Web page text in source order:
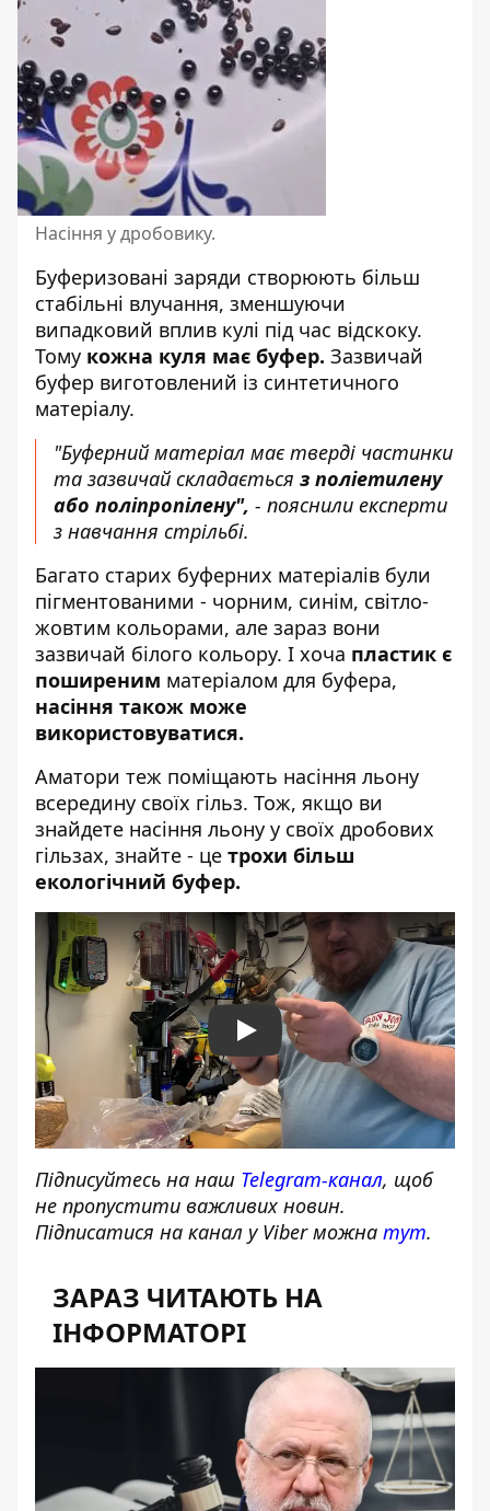
Насіння у дробовику.
Буферизовані заряди створюють більш
стабільні влучання, зменшуючи
випадковий вплив кулі під час відскоку.
Тому кожна куля має буфер. Зазвичай
буфер виготовлений із синтетичного
матеріалу.
"Буферний матеріал має тверді частинки
та зазвичай складається з поліетилену
або поліпропілену", - пояснили експерти
з навчання стрільбі.
Багато старих буферних матеріалів були
пігментованими - чорним, синім, світло-
жовтим кольорами, але зараз вони
зазвичай білого кольору. І хоча пластик є
поширеним матеріалом для буфера,
насіння також може
використовуватися.
Аматори теж поміщають насіння льону
всередину своїх гільз. Тож, якщо ви
знайдете насіння льону у своїх дробових
гільзах, знайте - це трохи більш
екологічний буфер.
Play
Підписуйтесь на наш Telegram-канал, щоб
не пропустити важливих новин.
Підписатися на канал у Viber можна тут.
ЗАРАЗ ЧИТАЮТЬ НА
ІНФОРМАТОРІ